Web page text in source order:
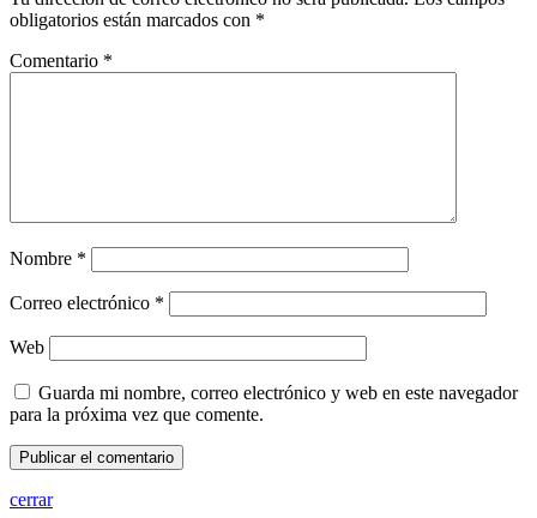
obligatorios están marcados con *
Comentario *
Nombre *
Correo electrónico *
Web
Guarda mi nombre, correo electrónico y web en este navegador
para la próxima vez que comente.
cerrar